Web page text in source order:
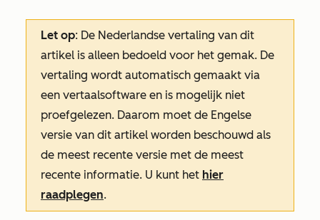
Let op: De Nederlandse vertaling van dit
artikel is alleen bedoeld voor het gemak. De
vertaling wordt automatisch gemaakt via
een vertaalsoftware en is mogelijk niet
proefgelezen. Daarom moet de Engelse
versie van dit artikel worden beschouwd als
de meest recente versie met de meest
recente informatie. U kunt het hier
raadplegen.